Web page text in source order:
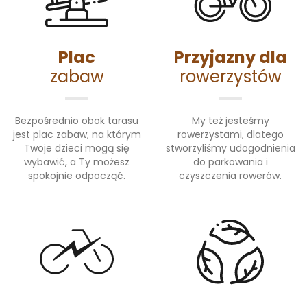
Plac
zabaw
Bezpośrednio obok tarasu
jest plac zabaw, na którym
Twoje dzieci mogą się
wybawić, a Ty możesz
spokojnie odpocząć.
Przyjazny dla
rowerzystów
My też jesteśmy
rowerzystami, dlatego
stworzyliśmy udogodnienia
do parkowania i
czyszczenia rowerów.